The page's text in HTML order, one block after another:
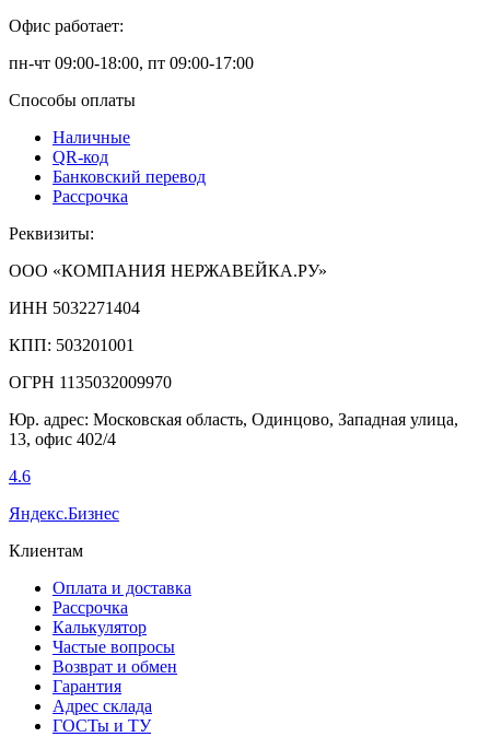
Офис работает:
пн-чт 09:00-18:00, пт 09:00-17:00
Способы оплаты
Наличные
QR-код
Банковский перевод
Рассрочка
Реквизиты:
ООО «КОМПАНИЯ НЕРЖАВЕЙКА.РУ»
ИНН 5032271404
КПП: 503201001
ОГРН 1135032009970
Юр. адрес: Московская область, Одинцово, Западная улица,
13, офис 402/4
4.6
Яндекс.Бизнес
Клиентам
Оплата и доставка
Рассрочка
Калькулятор
Частые вопросы
Возврат и обмен
Гарантия
Адрес склада
ГОСТы и ТУ